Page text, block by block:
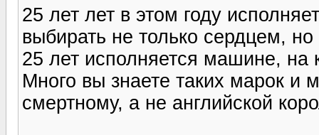
25 лет лет в этом году
выбирать не только сердцем,
25 лет исполняется машине, на
Много вы знаете таких марок и
смертному, а не английской